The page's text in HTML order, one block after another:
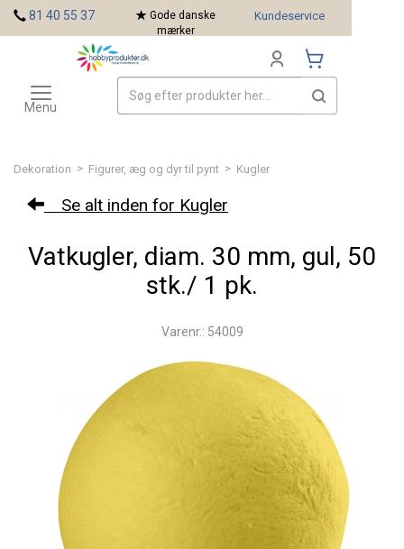
Dekoration > Figurer, æg og dyr til pynt > Kugler
Se alt inden for Kugler
Vatkugler, diam. 30 mm, gul, 50
stk./ 1 pk.
Varenr.: 54009
81 40 55 37
Gode danske
mærker
Kundeservice
Toggle
navigation
Menu
Mærker